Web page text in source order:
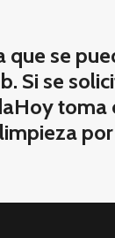
que se
Si se
toma
por